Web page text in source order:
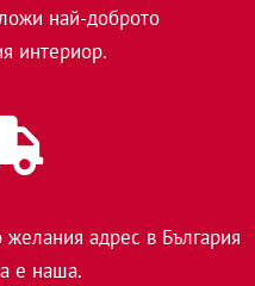
най-доброто
интериор.
адрес в България
е наша.